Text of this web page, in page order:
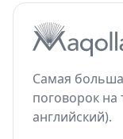
Самая
поговорок на
английский).